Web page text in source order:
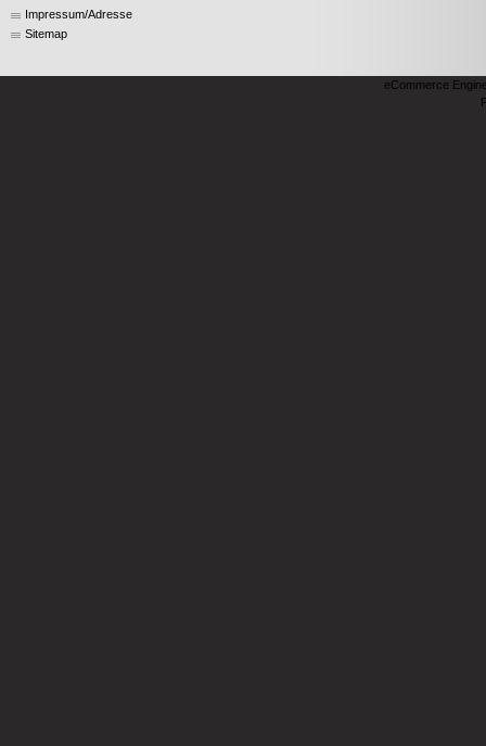
Impressum/Adresse
Sitemap
eCommerce